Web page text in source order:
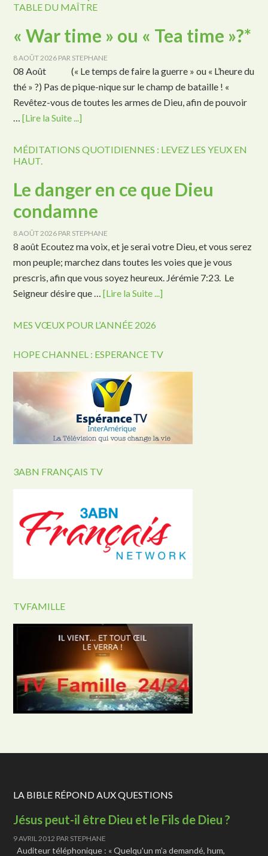
TABLE DU MAÎTRE
« War time » ou « Tea time »?*
8 AOÛT 2026 PAR STEPHANE
08 Août (« Le temps de faire la guerre » ou « L’heure du
thé » ?) Pas de pique-nique sur le champ de bataille ! «
Revêtez-vous de toutes les armes de Dieu, afin de pouvoir
…[Lire la Suite ...]
MÉDITATIONS QUOTIDIENNES : LEVEZ LES YEUX EN
HAUT.
Le danger en ce que Dieu
condamne
8 AOÛT 2026 PAR STEPHANE
8 août Ecoutez ma voix, et je serai votre Dieu, et vous serez
mon peuple; marchez dans toutes les voies que je vous
prescris, afin que vous soyez heureux. Jérémie 7:23. Le
Seigneur désire que …[Lire la Suite ...]
MES VŒUX POUR L’ANNÉE 2026
HOPE CHANNEL : ESPERANCE TV
3ABN FRANÇAIS TV
TVFAMILLE
LA BIBLE RÉPOND AUX QUESTIONS
Jésus peut-il être Dieu et le Fils de Dieu ?
9 AVRIL 2012 PAR STEPHANE
Auditeur téléphonique : « Quelqu'un m’a demandé, hum,